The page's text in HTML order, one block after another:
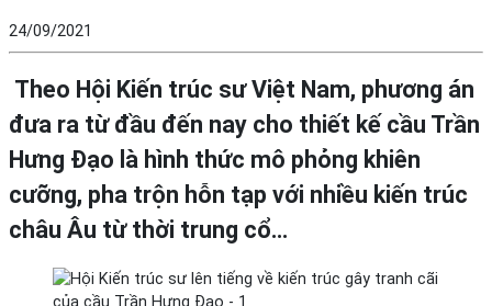
24/09/2021
Theo Hội Kiến trúc sư Việt Nam, phương án
đưa ra từ đầu đến nay cho thiết kế cầu Trần
Hưng Đạo là hình thức mô phỏng khiên
cưỡng, pha trộn hỗn tạp với nhiều kiến trúc
châu Âu từ thời trung cổ…